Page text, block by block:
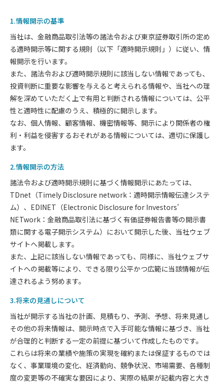
1.情報開示の基準
当社は、金融商品取引法等の諸法令および東京証券取引所の定め
る適時開示等に関する規則（以下「適時開示規則」）に従い、情
報開示を行います。
また、諸法令および適時開示規則に該当しない情報であっても、
投資判断に重要な影響を与えると考えられる情報や、当社への理
解を深めていただく上で有用と判断される情報については、公平
性と適時性に配慮のうえ、積極的に開示します。
なお、個人情報、顧客情報、機密情報等、開示により関係者の権
利・利益を侵害するおそれがある情報については、適切に保護し
ます。
2.情報開示の方法
諸法令および適時開示規則に基づく情報開示にあたっては、
TDnet（Timely Disclosure network：適時開示情報伝達システ
ム）、EDINET（Electronic Disclosure for Investors'
NETwork：金融商品取引法に基づく有価証券報告書等の開示書
類に関する電子開示システム）において開示した後、当社ウェブ
サイトへ掲載します。
また、上記に該当しない情報であっても、同様に、当社ウェブサ
イトへの掲載等により、できる限り公平かつ広範に当該情報が伝
達されるよう努めます。
3.将来の見通しについて
当社が開示する当社の計画、見積もり、予測、予想、将来見通し
その他の将来情報は、開示時点で入手可能な情報に基づき、当社
が合理的と判断する一定の前提に基づいて作成したものです。
これらは将来の業績や施策の実現を確約または保証するものでは
なく、事業環境の変化、経済動向、競争状況、市場需要、各種制
度の変更等の不確実な要因により、実際の結果が記載内容と大き